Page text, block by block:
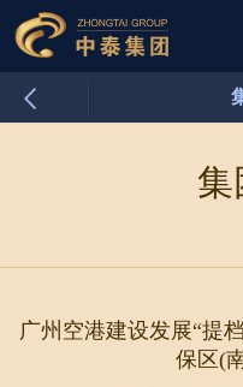
集
广州空港建设发展“提
保区(